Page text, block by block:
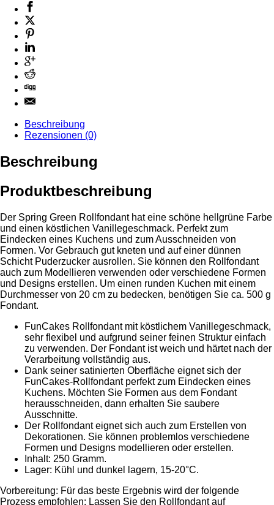
Beschreibung
Rezensionen (0)
Beschreibung
Produktbeschreibung
Der Spring Green Rollfondant hat eine schöne hellgrüne Farbe
und einen köstlichen Vanillegeschmack. Perfekt zum
Eindecken eines Kuchens und zum Ausschneiden von
Formen. Vor Gebrauch gut kneten und auf einer dünnen
Schicht Puderzucker ausrollen. Sie können den Rollfondant
auch zum Modellieren verwenden oder verschiedene Formen
und Designs erstellen. Um einen runden Kuchen mit einem
Durchmesser von 20 cm zu bedecken, benötigen Sie ca. 500 g
Fondant.
FunCakes Rollfondant mit köstlichem Vanillegeschmack,
sehr flexibel und aufgrund seiner feinen Struktur einfach
zu verwenden. Der Fondant ist weich und härtet nach der
Verarbeitung vollständig aus.
Dank seiner satinierten Oberfläche eignet sich der
FunCakes-Rollfondant perfekt zum Eindecken eines
Kuchens. Möchten Sie Formen aus dem Fondant
herausschneiden, dann erhalten Sie saubere
Ausschnitte.
Der Rollfondant eignet sich auch zum Erstellen von
Dekorationen. Sie können problemlos verschiedene
Formen und Designs modellieren oder erstellen.
Inhalt: 250 Gramm.
Lager: Kühl und dunkel lagern, 15-20°C.
Vorbereitung: Für das beste Ergebnis wird der folgende
Prozess empfohlen: Lassen Sie den Rollfondant auf